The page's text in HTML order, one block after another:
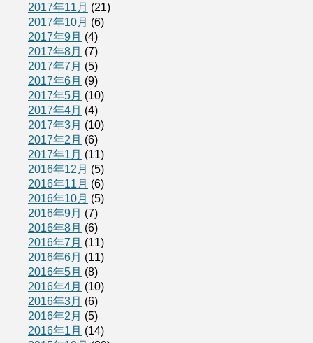
2017年11月 (21)
2017年10月 (6)
2017年9月 (4)
2017年8月 (7)
2017年7月 (5)
2017年6月 (9)
2017年5月 (10)
2017年4月 (4)
2017年3月 (10)
2017年2月 (6)
2017年1月 (11)
2016年12月 (5)
2016年11月 (6)
2016年10月 (5)
2016年9月 (7)
2016年8月 (6)
2016年7月 (11)
2016年6月 (11)
2016年5月 (8)
2016年4月 (10)
2016年3月 (6)
2016年2月 (5)
2016年1月 (14)